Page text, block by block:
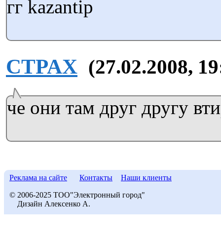
гг kazantip
CTPAX (27.02.2008,
че они там друг другу
Реклама на сайте Контакты Наши клиенты
© 2006-2025 ТОО"Электронный город"
Дизайн Алексенко А.